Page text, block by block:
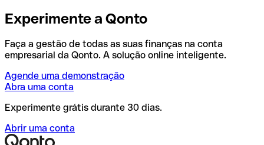
Experimente a Qonto
Faça a gestão de todas as suas finanças na conta
empresarial da Qonto. A solução online inteligente.
Agende uma demonstração
Abra uma conta
Experimente grátis durante 30 dias.
Abrir uma conta